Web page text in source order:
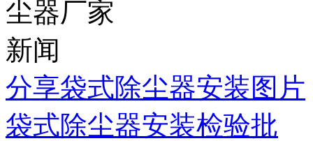
分享袋式除尘器安装图片
袋式除尘器安装检验批